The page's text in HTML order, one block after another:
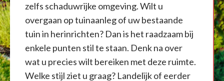
zelfs schaduwrijke omgeving. Wilt u
overgaan op tuinaanleg of uw bestaande
tuin in herinrichten? Dan is het raadzaam bij
enkele punten stil te staan. Denk na over
wat u precies wilt bereiken met deze ruimte.
Welke stijl ziet u graag? Landelijk of eerder